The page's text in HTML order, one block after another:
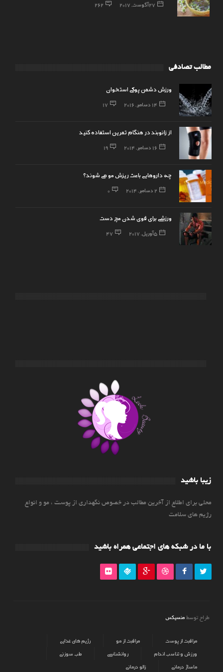
27 آگوست, 2017 262
مطالب تصادفی
ورزش دشمن پوکی استخوان
14 دسامبر, 2016 17
از زانوبند در هنگام تمرین استفاده کنید
16 دسامبر, 2014 19
چه داروهایی باعث ریزش مو می شوند؟
2 دسامبر, 2014 0
ورزشی برای قوی شدن مچ دست
5 آوریل, 2017 47
زیبا باشید
محلی برای اطلاع از آخرین مطالب در خصوص نگهداری از پوست ، مو و انواع
رژیم های سلامت
با ما در شبکه های اجتماعی همراه باشید
طراح توسط منسیکس
مراقبت از پوست مراقبت از مو
رژیم های غذایی
ورزش و تناسب اندام
روانشناسی
طب سوزنی
ماساژ درمانی
زالو درمانی